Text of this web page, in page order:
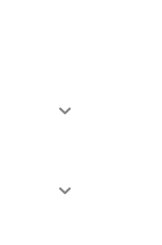
10. júla 2026